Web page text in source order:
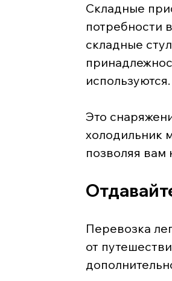
Складные
потребности
складные
используются.
Это
холодильник
позволяя вам
Перевозка
от